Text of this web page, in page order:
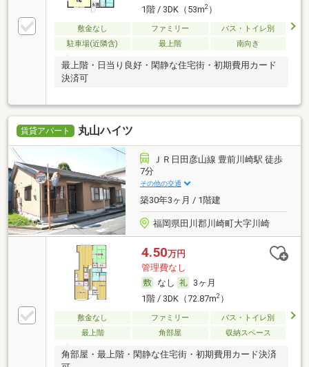
1階 / 3DK（53m2）
敷金なし ファミリー
バス・トイレ別
駐車場(近隣含)
最上階 南向き
最上階・日当り良好・閑静な住宅街・初期費用カード
決済可
賃貸アパート 丸山ハイツ
ＪＲ日田彦山線 豊前川崎駅 徒歩
7分
その他の交通
築30年3ヶ月 / 1階建
福岡県田川郡川崎町大字川崎
4.50万円
管理費なし
なし
3ヶ月
1階 / 3DK（72.87m2）
敷金なし ファミリー
バス・トイレ別
最上階
角部屋 収納スペース
角部屋・最上階・閑静な住宅街・初期費用カード決済